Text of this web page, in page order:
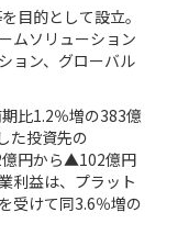
目的として設立。
ムソリューション
ョン、グローバル
比1.2％増の383億
た投資先の
円から▲102億円
利益は、プラット
受けて同3.6％増の